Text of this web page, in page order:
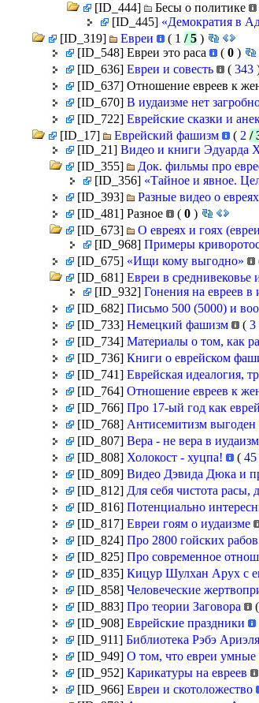
[ID_444]
Бесы о политике
[ID_445] «Демократия в
[ID_319]
Евреи ( 1 / 5 )
[ID_548] Евреи это раса ( 0 )
[ID_636] Евреи и совесть ( 343
[ID_637] Отношение евреев к
[ID_670] В иудаизме нет
[ID_722] Еврейские сказки и
[ID_17]
Еврейский фашизм ( 2 /
[ID_21] Видео и книги Эдуарда
[ID_355]
Док. фильмы про
[ID_356] «Тайное и явное.
[ID_393]
Разные видео о евреях
[ID_481] Разное
( 0 )
[ID_673]
О евреях и гоях
[ID_968] Примеры
[ID_675] «Ищи кому выгодно»
[ID_681] Евреи в среднивековье
[ID_932] Гонения на евреев в
[ID_682] Письмо 500 (5000) и
[ID_733] Немецкий фашизм ( 3
[ID_734] Материалы о том, как
[ID_736] Книги о еврейском
[ID_741] Еврейская идеалогия,
[ID_764] Отношение евреев к
[ID_766] Про 17-ый год как
[ID_768] Антисемитизм выгоден
[ID_807] Вера - не вера в
[ID_808] Холокост - хуцпа! ( 45
[ID_809] Видео Дэвида Дюка и
[ID_812] Для себя чистота расы,
[ID_816] Потенциально
[ID_817] Евреи гоям о иудаизме
[ID_824] Про 2800 гойских
[ID_825] Про современное
[ID_835] Кицур Шулхан Арух с
[ID_858] Человеческие
[ID_883] Про теории Заговора (
[ID_908] Еврейские праздники
[ID_911] Библиотека Рэбэ Ариэля
[ID_949] О том, что евреи
[ID_952] Карикатуры на евреев
[ID_966] Евреи и скотоложество